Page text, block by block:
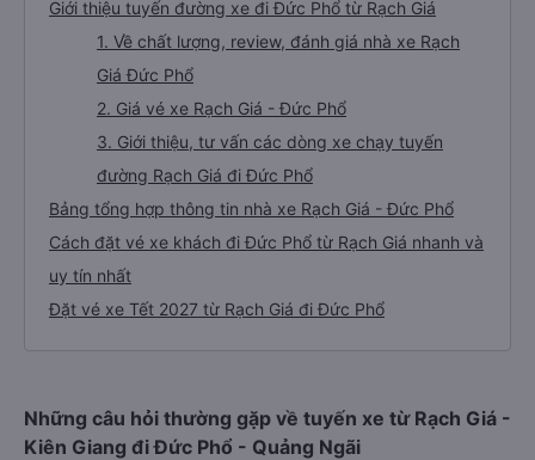
Giới thiệu tuyến đường xe đi Đức Phổ từ Rạch Giá
1. Về chất lượng, review, đánh giá nhà xe Rạch
Giá Đức Phổ
2. Giá vé xe Rạch Giá - Đức Phổ
3. Giới thiệu, tư vấn các dòng xe chạy tuyến
đường Rạch Giá đi Đức Phổ
Bảng tổng hợp thông tin nhà xe Rạch Giá - Đức Phổ
Cách đặt vé xe khách đi Đức Phổ từ Rạch Giá nhanh và
uy tín nhất
Đặt vé xe Tết 2027 từ Rạch Giá đi Đức Phổ
Những câu hỏi thường gặp về tuyến xe từ Rạch Giá -
Kiên Giang đi Đức Phổ - Quảng Ngãi